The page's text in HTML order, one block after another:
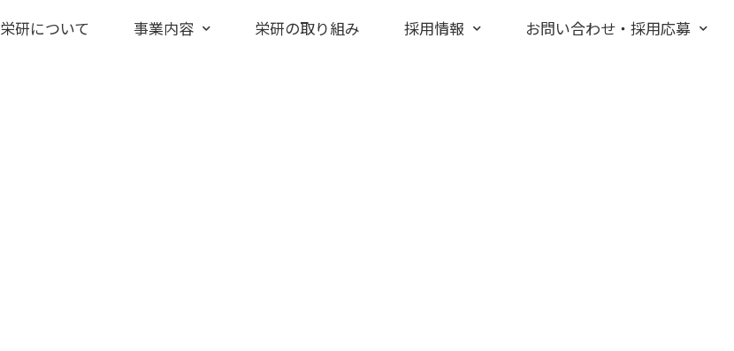
栄研について 事業内容 栄研の取り組み 採用情報 お問い合わせ・採用応募